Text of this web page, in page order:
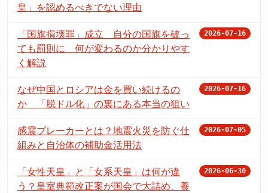
皇」を認めるべきでない理由
「国旗損壊罪」成立 自分の国旗を破っ
ても罰則に 何が変わるのか分かりやす
く解説
2026-07-16
なぜ中国とロシアは金を買い続けるの
か 「脱ドル化」の裏にある本当の狙い
2026-07-16
感震ブレーカーとは？地震火災を防ぐ仕
組みと自治体の補助金活用法
2026-07-05
「女性天皇」と「女系天皇」は何が違
う？皇室典範改正案が国会で大詰め、養
2026-06-30